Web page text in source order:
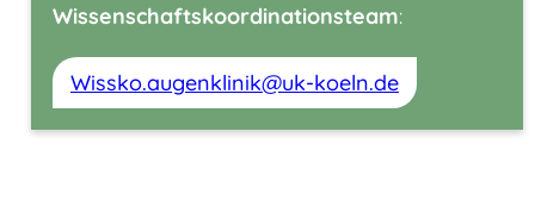
Wissenschaftskoordinationsteam:
Wissko.augenklinik­@uk-koeln.de